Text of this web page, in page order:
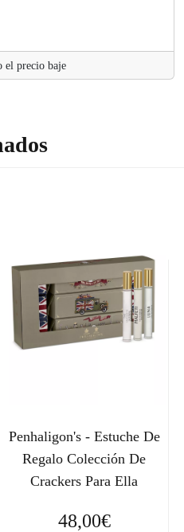
el precio baje
Penhaligon's - Estuche De
Regalo Colección De
Crackers Para Ella
48,00€